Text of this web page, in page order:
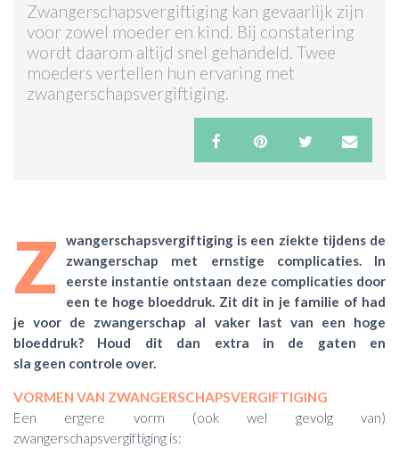
SHOPS
ACTIES & KORTING
Zwangerschapsvergiftiging kan gevaarlijk zijn
voor zowel moeder en kind. Bij constatering
wordt daarom altijd snel gehandeld. Twee
moeders vertellen hun ervaring met
zwangerschapsvergiftiging.
Z
wangerschapsvergiftiging is een ziekte tijdens de
zwangerschap met ernstige complicaties. In
eerste instantie ontstaan deze complicaties door
een te hoge bloeddruk. Zit dit in je familie of had
je voor de zwangerschap al vaker last van een hoge
bloeddruk? Houd dit dan extra in de gaten en
sla geen controle over.
VORMEN VAN ZWANGERSCHAPSVERGIFTIGING
Een ergere vorm (ook wel gevolg van)
zwangerschapsvergiftiging is: